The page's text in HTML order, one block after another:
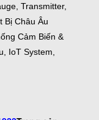
Transmitter,
Bị Châu Âu
Cảm Biến &
IoT System,